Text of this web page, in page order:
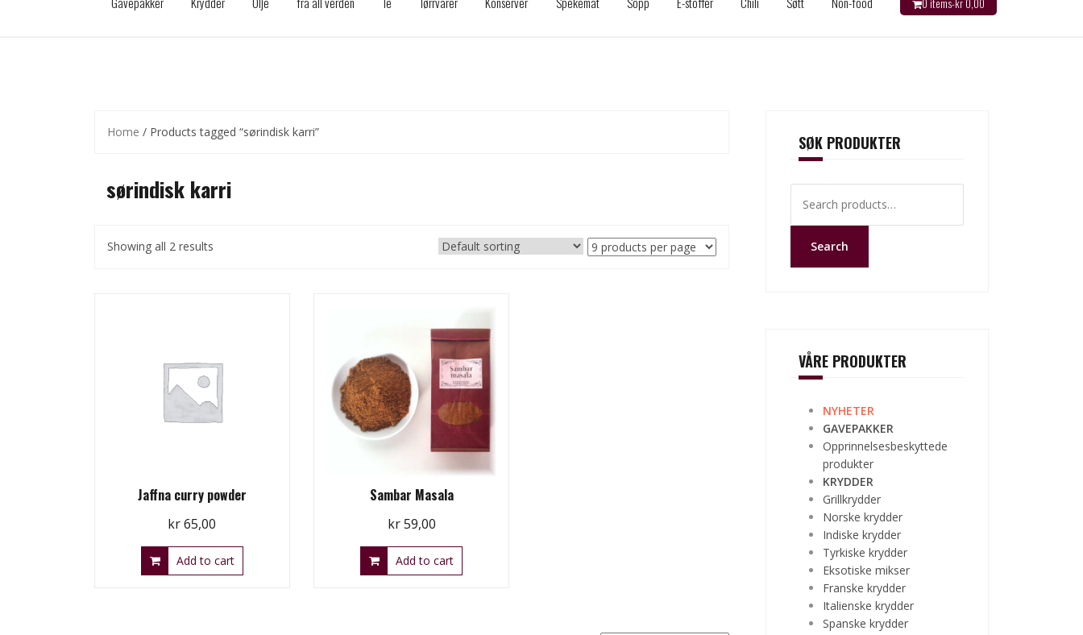
0 items-kr0,00
Home / Products tagged “sørindisk karri”
sørindisk karri
Showing all 2 results
Jaffna curry powder
kr65,00
Add to cart
Sambar Masala
kr59,00
Add to cart
SØK PRODUKTER
for:
Search
VÅRE PRODUKTER
NYHETER
GAVEPAKKER
Opprinnelsesbeskyttede
produkter
KRYDDER
Grillkrydder
Norske krydder
Indiske krydder
Tyrkiske krydder
Eksotiske mikser
Franske krydder
Italienske krydder
Spanske krydder